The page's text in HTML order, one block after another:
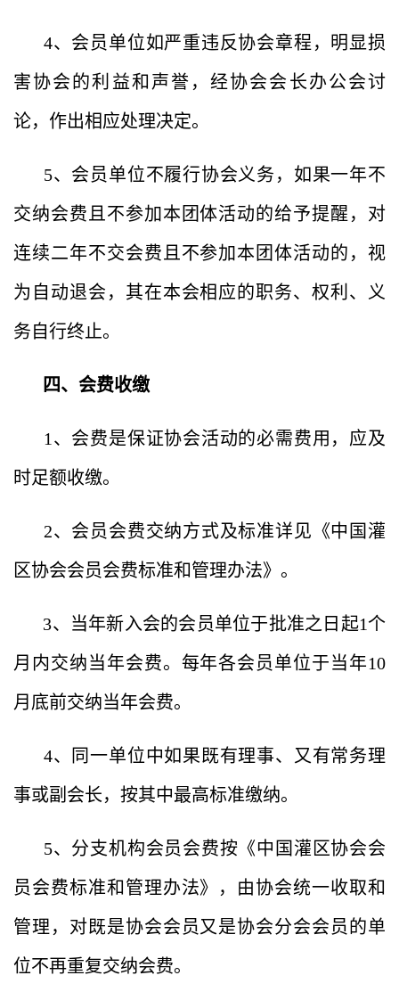
4、会员单位如严重违反协会章程，明显损
害协会的利益和声誉，经协会会长办公会讨
论，作出相应处理决定。
5、会员单位不履行协会义务，如果一年不
交纳会费且不参加本团体活动的给予提醒，对
连续二年不交会费且不参加本团体活动的，视
为自动退会，其在本会相应的职务、权利、义
务自行终止。
四、会费收缴
1、会费是保证协会活动的必需费用，应及
时足额收缴。
2、会员会费交纳方式及标准详见《中国灌
区协会会员会费标准和管理办法》。
3、当年新入会的会员单位于批准之日起1个
月内交纳当年会费。每年各会员单位于当年10
月底前交纳当年会费。
4、同一单位中如果既有理事、又有常务理
事或副会长，按其中最高标准缴纳。
5、分支机构会员会费按《中国灌区协会会
员会费标准和管理办法》，由协会统一收取和
管理，对既是协会会员又是协会分会会员的单
位不再重复交纳会费。